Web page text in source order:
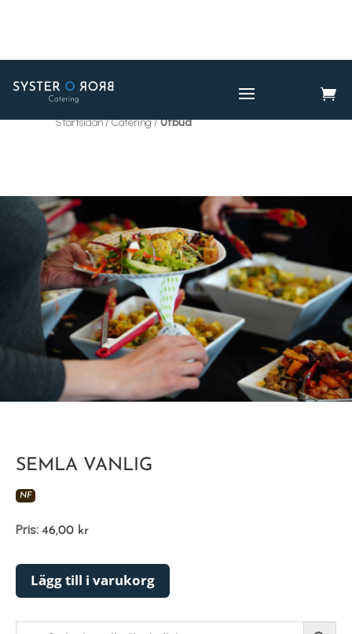

CATERING UTBUD
Startsidan / Catering /Utbud
SEMLA VANLIG
NF
Pris: 46,00 kr
Lägg till i varukorg